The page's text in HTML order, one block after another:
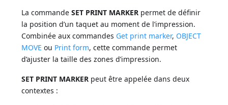
La commandeSET PRINT MARKER permet de définir
la position d’un taquet au moment de l’impression.
Combinée aux commandes Get print marker, OBJECT
MOVE ou Print form, cette commande permet
d’ajuster la taille des zones d’impression.
SET PRINT MARKER peut être appelée dans deux
contextes :